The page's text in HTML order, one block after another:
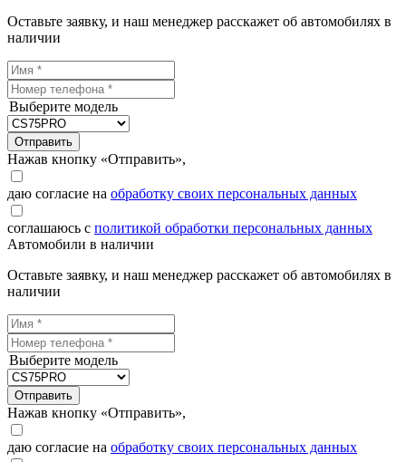
Оставьте заявку, и наш менеджер расскажет об автомобилях в
наличии
Выберите модель
Отправить
Нажав кнопку «Отправить»,
даю согласие на обработку своих персональных данных
соглашаюсь с политикой обработки персональных данных
Автомобили в наличии
Оставьте заявку, и наш менеджер расскажет об автомобилях в
наличии
Выберите модель
Отправить
Нажав кнопку «Отправить»,
даю согласие на обработку своих персональных данных